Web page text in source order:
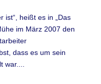
ist“, heißt es in „Das
im März 2007 den
dass es um sein